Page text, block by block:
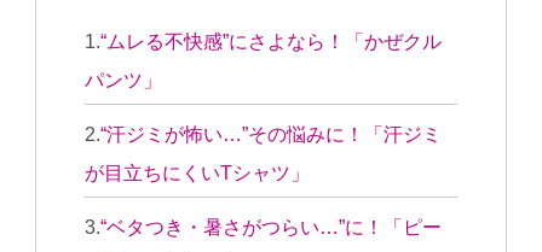
“ムレる不快感”にさよなら！「かぜクル
パンツ」
“汗ジミが怖い…”その悩みに！「汗ジミ
が目立ちにくいTシャツ」
“ベタつき・暑さがつらい…”に！「ピー